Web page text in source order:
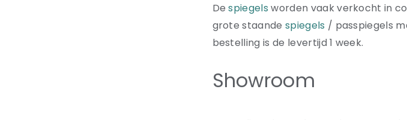
Despiegels worden vaak verkocht in
grote staande spiegels / passpiegels
bestelling is de levertijd 1 week.
Showroom